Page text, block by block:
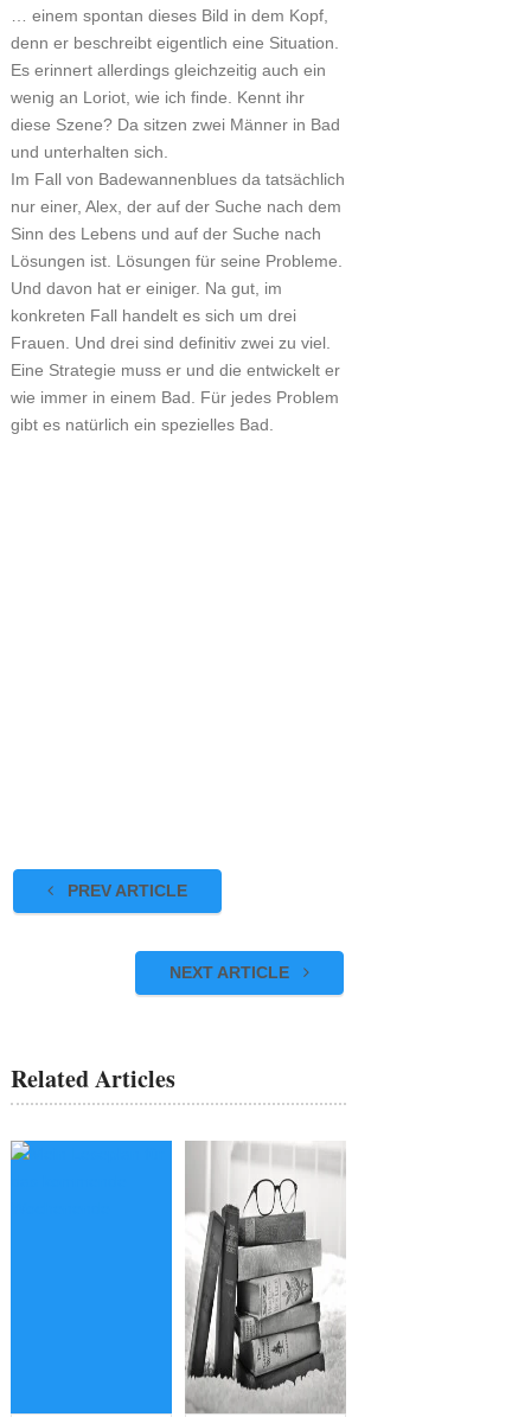
… einem spontan dieses Bild in dem Kopf,
denn er beschreibt eigentlich eine Situation.
Es erinnert allerdings gleichzeitig auch ein
wenig an Loriot, wie ich finde. Kennt ihr
diese Szene? Da sitzen zwei Männer in Bad
und unterhalten sich.
Im Fall von Badewannenblues da tatsächlich
nur einer, Alex, der auf der Suche nach dem
Sinn des Lebens und auf der Suche nach
Lösungen ist. Lösungen für seine Probleme.
Und davon hat er einiger. Na gut, im
konkreten Fall handelt es sich um drei
Frauen. Und drei sind definitiv zwei zu viel.
Eine Strategie muss er und die entwickelt er
wie immer in einem Bad. Für jedes Problem
gibt es natürlich ein spezielles Bad.
PREV ARTICLE
NEXT ARTICLE
Related Articles